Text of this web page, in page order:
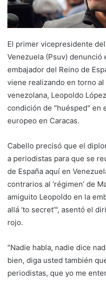
El primer vicepresidente
Venezuela (Psuv)
embajador del Reino de
viene realizando en torno
venezolana, Leopoldo
condición de "huésped" en
europeo en Caracas.
Cabello precisó que el
a periodistas para que se
de España aquí en
contrarios al ‘régimen’ de
amiguito Leopoldo en la
allá ‘to secret’", asentó el
rojo.
"Nadie habla, nadie dice
bien, diga usted también
periodistas, que yo me